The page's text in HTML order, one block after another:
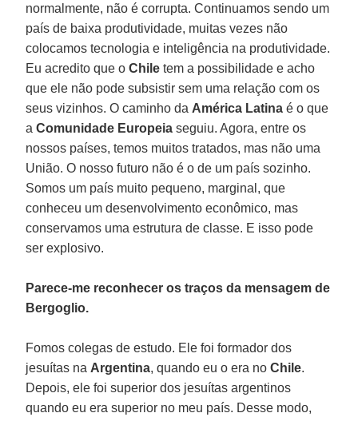
normalmente, não é corrupta. Continuamos sendo um
país de baixa produtividade, muitas vezes não
colocamos tecnologia e inteligência na produtividade.
Eu acredito que oChile tem a possibilidade e acho
que ele não pode subsistir sem uma relação com os
seus vizinhos. O caminho da América Latina é o que
aComunidade Europeia seguiu. Agora, entre os
nossos países, temos muitos tratados, mas não uma
União. O nosso futuro não é o de um país sozinho.
Somos um país muito pequeno, marginal, que
conheceu um desenvolvimento econômico, mas
conservamos uma estrutura de classe. E isso pode
ser explosivo.
Parece-me reconhecer os traços da mensagem de
Bergoglio.
Fomos colegas de estudo. Ele foi formador dos
jesuítas na Argentina, quando eu o era noChile.
Depois, ele foi superior dos jesuítas argentinos
quando eu era superior no meu país. Desse modo,